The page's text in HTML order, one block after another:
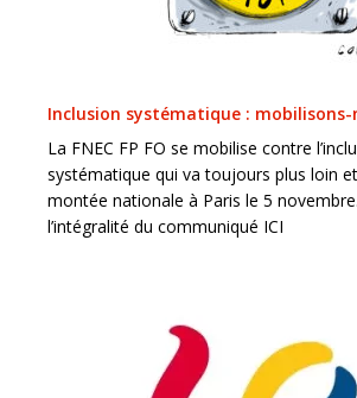
Inclusion systématique : mobilisons-
La FNEC FP FO se mobilise contre
systématique qui va toujours plus loin
montée nationale à Paris le 5
l’intégralité du communiqué ICI